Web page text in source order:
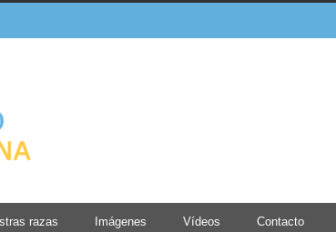
razas Imágenes Vídeos Contacto